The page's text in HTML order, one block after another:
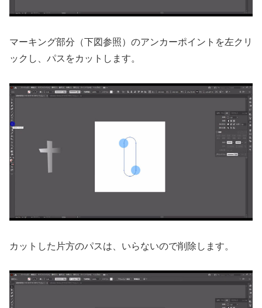
マーキング部分（下図参照）のアンカーポイントを左クリ
ックし、パスをカットします。
カットした片方のパスは、いらないので削除します。